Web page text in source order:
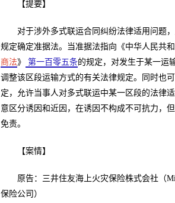
【提要】
对于涉外多式联运合同纠纷法律适用问题
规定确定准据法。当准据法指向《中华人民共
商法》 第一百零五条的规定，对发生于某一运
调整该区段运输方式的有关法律规定。同时也
定，允许当事人对多式联运中某一区段的法律
意区分诱因和近因，在诱因不构成不可抗力，
免责。
【案情】
原告：三井住友海上火灾保险株式会社（
保险公司）